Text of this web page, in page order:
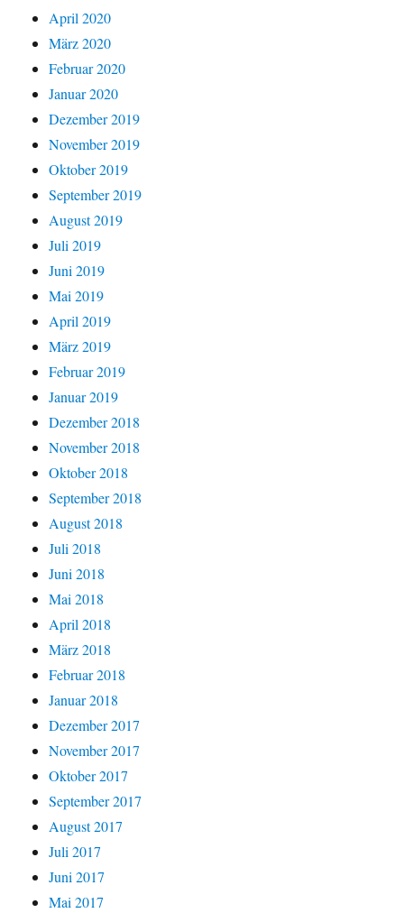
April 2020
März 2020
Februar 2020
Januar 2020
Dezember 2019
November 2019
Oktober 2019
September 2019
August 2019
Juli 2019
Juni 2019
Mai 2019
April 2019
März 2019
Februar 2019
Januar 2019
Dezember 2018
November 2018
Oktober 2018
September 2018
August 2018
Juli 2018
Juni 2018
Mai 2018
April 2018
März 2018
Februar 2018
Januar 2018
Dezember 2017
November 2017
Oktober 2017
September 2017
August 2017
Juli 2017
Juni 2017
Mai 2017